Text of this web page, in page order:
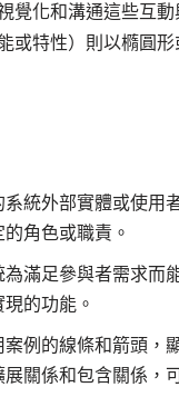
覺化和溝通這些互
或特性）則以橢圓
系統外部實體或使用
角色或職責。
為滿足參與者需求
的功能。
案例的線條和箭頭
關係和包含關係，